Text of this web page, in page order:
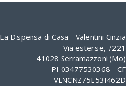
La Dispensa di Casa - Valentini Cinzia
Via estense, 7221
41028 Serramazzoni (Mo)
PI 03477530368 - CF
VLNCNZ75E53I462D